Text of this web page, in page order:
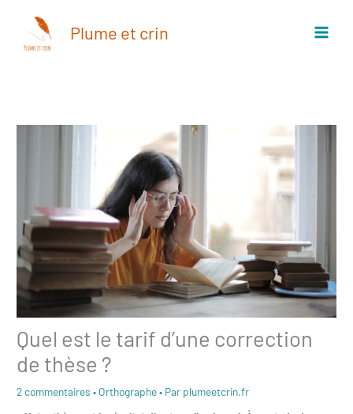
contenu
Plume et crin
Quel est le tarif d’une correction
de thèse ?
2 commentaires • Orthographe• Par plumeetcrin.fr